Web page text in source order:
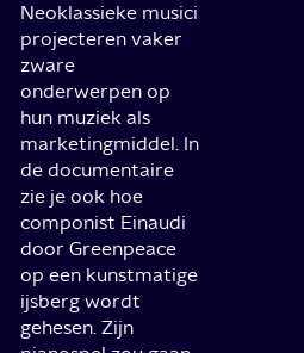
Neoklassieke musici
projecteren vaker
zware
onderwerpen op
hun muziek als
marketingmiddel. In
de documentaire
zie je ook hoe
componist Einaudi
door Greenpeace
op een kunstmatige
ijsberg wordt
gehesen. Zijn